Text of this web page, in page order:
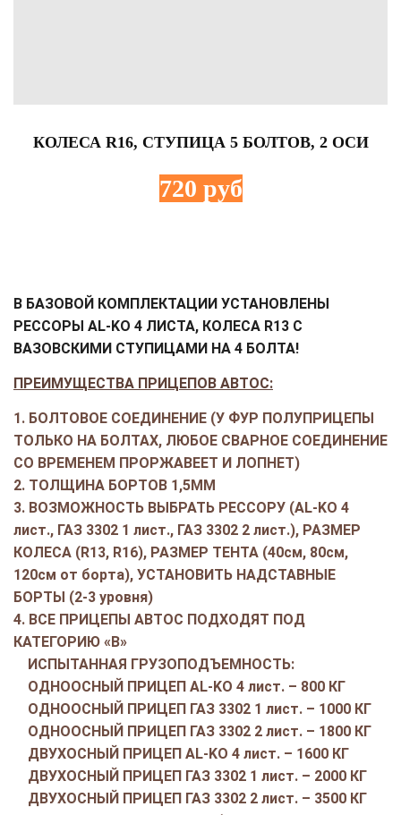
КОЛЕСА R16, СТУПИЦА 5 БОЛТОВ, 2 ОСИ
720 руб
В БАЗОВОЙ КОМПЛЕКТАЦИИ УСТАНОВЛЕНЫ
РЕССОРЫ AL-KO 4 ЛИСТА, КОЛЕСА R13 С
ВАЗОВСКИМИ СТУПИЦАМИ НА 4 БОЛТА!
ПРЕИМУЩЕСТВА ПРИЦЕПОВ АВТОС:
1. БОЛТОВОЕ СОЕДИНЕНИЕ (У ФУР ПОЛУПРИЦЕПЫ
ТОЛЬКО НА БОЛТАХ, ЛЮБОЕ СВАРНОЕ СОЕДИНЕНИЕ
СО ВРЕМЕНЕМ ПРОРЖАВЕЕТ И ЛОПНЕТ)
2. ТОЛЩИНА БОРТОВ 1,5ММ
3. ВОЗМОЖНОСТЬ ВЫБРАТЬ РЕССОРУ (AL-KO 4
лист., ГАЗ 3302 1 лист., ГАЗ 3302 2 лист.), РАЗМЕР
КОЛЕСА (R13, R16), РАЗМЕР ТЕНТА (40см, 80см,
120см от борта), УСТАНОВИТЬ НАДСТАВНЫЕ
БОРТЫ (2-3 уровня)
4. ВСЕ ПРИЦЕПЫ АВТОС ПОДХОДЯТ ПОД
КАТЕГОРИЮ «В»
ИСПЫТАННАЯ ГРУЗОПОДЪЕМНОСТЬ:
ОДНООСНЫЙ ПРИЦЕП AL-KO 4 лист. – 800 КГ
ОДНООСНЫЙ ПРИЦЕП ГАЗ 3302 1 лист. – 1000 КГ
ОДНООСНЫЙ ПРИЦЕП ГАЗ 3302 2 лист. – 1800 КГ
ДВУХОСНЫЙ ПРИЦЕП AL-KO 4 лист. – 1600 КГ
ДВУХОСНЫЙ ПРИЦЕП ГАЗ 3302 1 лист. – 2000 КГ
ДВУХОСНЫЙ ПРИЦЕП ГАЗ 3302 2 лист. – 3500 КГ